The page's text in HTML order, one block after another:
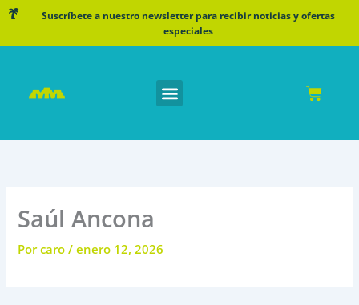
contenido
Suscríbete a nuestro newsletter para recibir noticias y ofertas
especiales
Cart
Saúl Ancona
Porcaro/enero 12, 2026